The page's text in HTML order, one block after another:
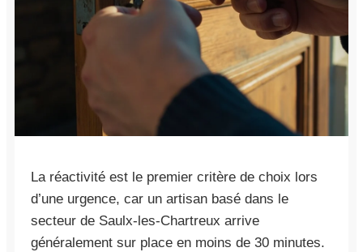
La réactivité est le premier critère de choix lors
d’une urgence, car un artisan basé dans le
secteur de Saulx-les-Chartreux arrive
généralement sur place en moins de 30 minutes.